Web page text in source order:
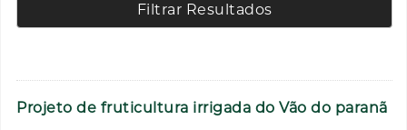
Filtrar Resultados
Projeto de fruticultura irrigada do Vão do paranã